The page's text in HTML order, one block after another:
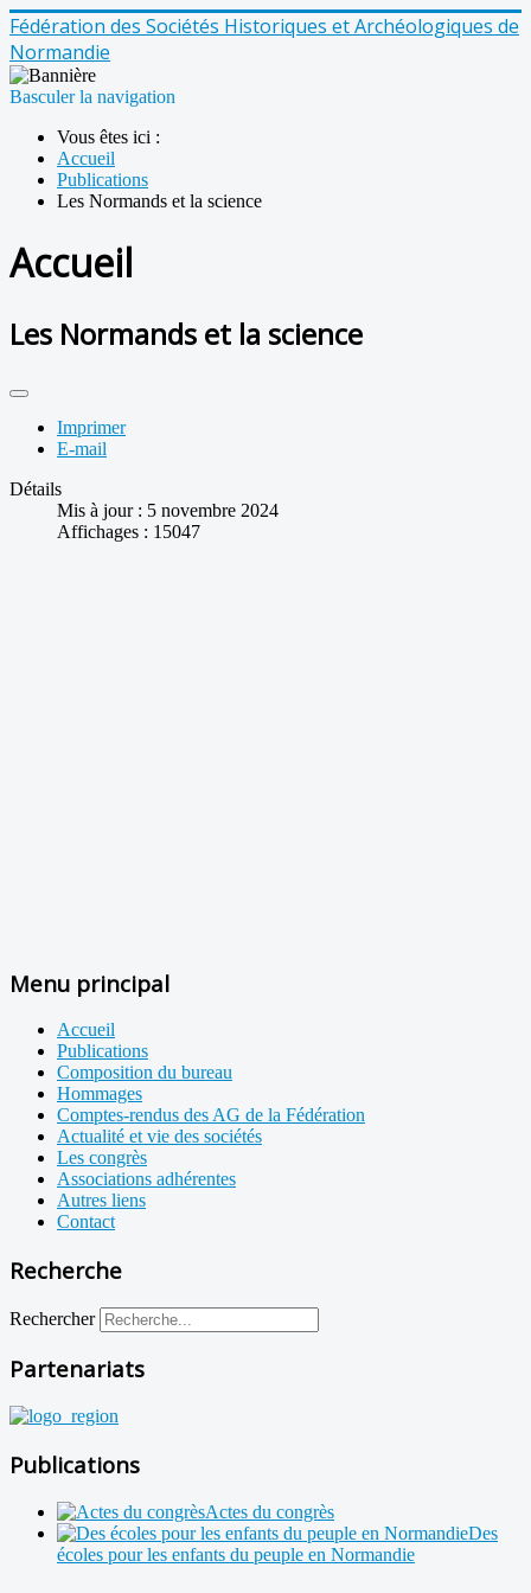
Fédération des Sociétés Historiques et Archéologiques de
Normandie
Basculer la navigation
Vous êtes ici :
Accueil
Publications
Les Normands et la science
Accueil
Les Normands et la science
Imprimer
E-mail
Détails
Mis à jour : 5 novembre 2024
Affichages : 15047
Menu principal
Accueil
Publications
Composition du bureau
Hommages
Comptes-rendus des AG de la Fédération
Actualité et vie des sociétés
Les congrès
Associations adhérentes
Autres liens
Contact
Recherche
Rechercher
Partenariats
Publications
Actes du congrès
Des
écoles pour les enfants du peuple en Normandie